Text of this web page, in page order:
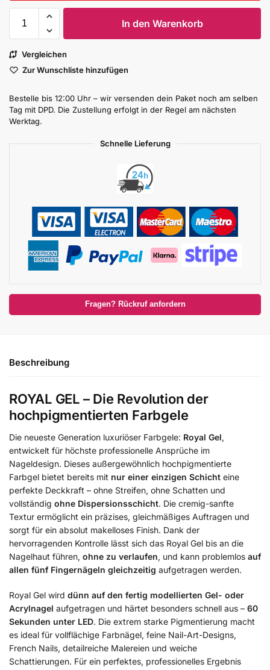
In den Warenkorb
Vergleichen
Zur Wunschliste hinzufügen
Bestelle bis 12:00 Uhr – wir versenden dein Paket noch am selben
Tag mit DPD. Die Zustellung erfolgt in der Regel am nächsten
Werktag.
Schnelle Lieferung
Fragen? Rückruf anfordern
Beschreibung
ROYAL GEL – Die Revolution der
hochpigmentierten Farbgele
Die neueste Generation luxuriöser Farbgele: Royal Gel,
entwickelt für höchste professionelle Ansprüche im
Nageldesign. Dieses außergewöhnlich hochpigmentierte
Farbgel bietet bereits mit nur einer einzigen Schicht eine
perfekte Deckkraft – ohne Streifen, ohne Schatten und
vollständig ohne Dispersionsschicht. Die cremig-sanfte
Textur ermöglicht ein präzises, gleichmäßiges Auftragen und
sorgt für ein absolut makelloses Finish. Dank der
hervorragenden Kontrolle lässt sich das Royal Gel bis an die
Nagelhaut führen, ohne zu verlaufen, und kann problemlos auf
allen fünf Fingernägeln gleichzeitig aufgetragen werden.
Royal Gel wird dünn auf den fertig modellierten Gel- oder
Acrylnagel aufgetragen und härtet besonders schnell aus – 60
Sekunden unter LED. Die extrem starke Pigmentierung macht
es ideal für vollflächige Farbnägel, feine Nail-Art-Designs,
French Nails, detailreiche Malereien und weiche
Schattierungen. Für ein perfektes, professionelles Ergebnis